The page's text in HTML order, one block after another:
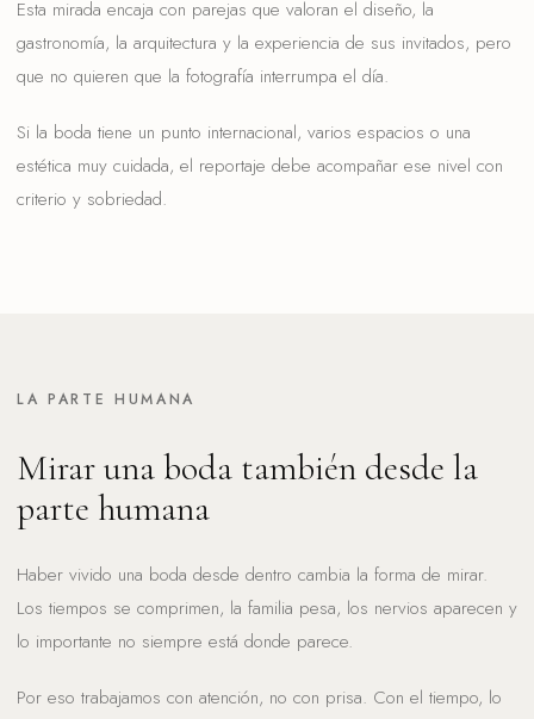
Esta mirada encaja con parejas que valoran el diseño, la
gastronomía, la arquitectura y la experiencia de sus invitados, pero
que no quieren que la fotografía interrumpa el día.
Si la boda tiene un punto internacional, varios espacios o una
estética muy cuidada, el reportaje debe acompañar ese nivel con
criterio y sobriedad.
LA PARTE HUMANA
Mirar una boda también desde la
parte humana
Haber vivido una boda desde dentro cambia la forma de mirar.
Los tiempos se comprimen, la familia pesa, los nervios aparecen y
lo importante no siempre está donde parece.
Por eso trabajamos con atención, no con prisa. Con el tiempo, lo